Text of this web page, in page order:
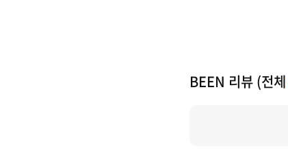
BEEN 리뷰 (전체